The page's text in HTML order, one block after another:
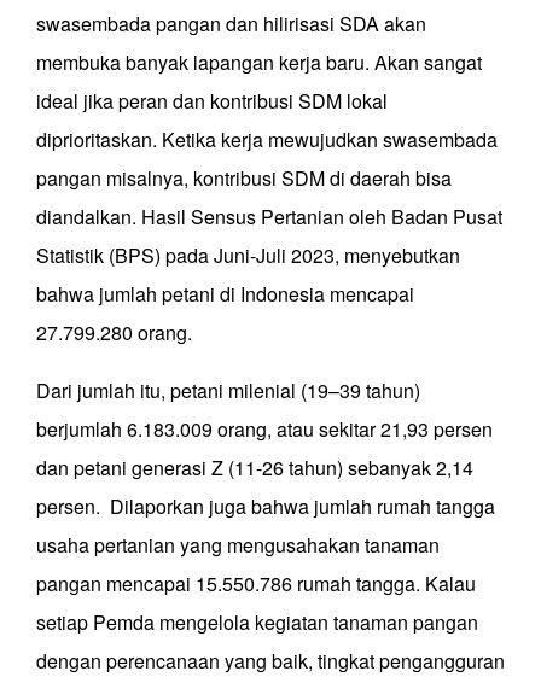
swasembada pangan dan hilirisasi SDA akan
membuka banyak lapangan kerja baru. Akan sangat
ideal jika peran dan kontribusi SDM lokal
diprioritaskan. Ketika kerja mewujudkan swasembada
pangan misalnya, kontribusi SDM di daerah bisa
diandalkan. Hasil Sensus Pertanian oleh Badan Pusat
Statistik (BPS) pada Juni-Juli 2023, menyebutkan
bahwa jumlah petani di Indonesia mencapai
27.799.280 orang.
Dari jumlah itu, petani milenial (19–39 tahun)
berjumlah 6.183.009 orang, atau sekitar 21,93 persen
dan petani generasi Z (11-26 tahun) sebanyak 2,14
persen. Dilaporkan juga bahwa jumlah rumah tangga
usaha pertanian yang mengusahakan tanaman
pangan mencapai 15.550.786 rumah tangga. Kalau
setiap Pemda mengelola kegiatan tanaman pangan
dengan perencanaan yang baik, tingkat pengangguran